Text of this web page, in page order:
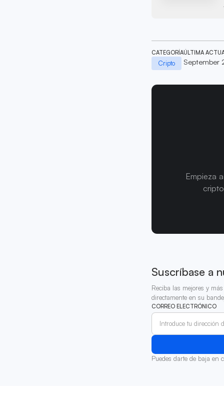
CATEGORÍA
Cripto
ÚLTIMA
September
Empieza
Suscríbase a
Reciba las mejores y
directamente en su
CORREO ELECTRÓNICO
Puedes darte de baja en